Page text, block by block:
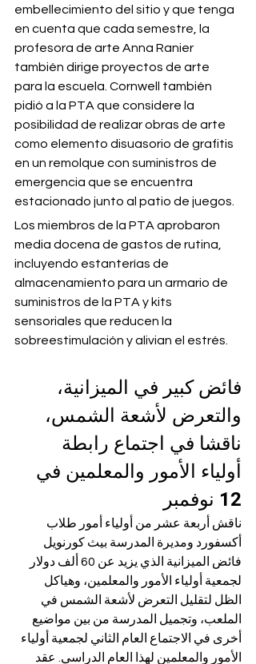
embellecimiento del sitio y que tenga
en cuenta que cada semestre, la
profesora de arte Anna Ranier
también dirige proyectos de arte
para la escuela. Cornwell también
pidió a la PTA que considere la
posibilidad de realizar obras de arte
como elemento disuasorio de grafitis
en un remolque con suministros de
emergencia que se encuentra
estacionado junto al patio de juegos.
Los miembros de la PTA aprobaron
media docena de gastos de rutina,
incluyendo estanterías de
almacenamiento para un armario de
suministros de la PTA y kits
sensoriales que reducen la
sobreestimulación y alivian el estrés.
فائض كبير في الميزانية،
والتعرض لأشعة الشمس،
ناقشا في اجتماع رابطة
أولياء الأمور والمعلمين في
12 نوفمبر
ناقش أربعة عشر من أولياء أمور طلاب
أكسفورد ومديرة المدرسة بيث كورنويل
فائض الميزانية الذي يزيد عن 60 ألف دولار
لجمعية أولياء الأمور والمعلمين، وهياكل
الظل لتقليل التعرض لأشعة الشمس في
الملعب، وتجميل المدرسة من بين مواضيع
أخرى في الاجتماع العام الثاني لجمعية أولياء
الأمور والمعلمين لهذا العام الدراسي. عقد